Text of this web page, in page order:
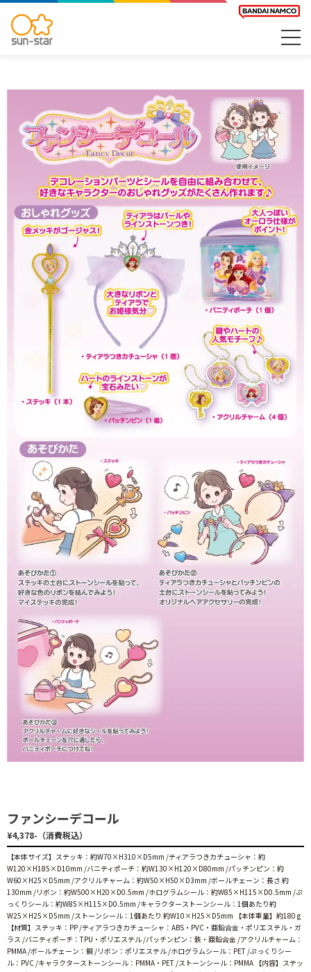
ファンシーデコール
¥4,378-（消費税込）
【本体サイズ】ステッキ：約W70×H310×D5mm /ティアラつきカチューシャ：約
W120×H185×D10mm /バニティポーチ：約W130×H120×D80mm /パッチンピン：約
W60×H25×D5mm /アクリルチャーム：約W50×H50×D3mm /ボールチェーン：長さ 約
130mm /リボン：約W500×H20×D0.5mm /ホログラムシール：約W85×H115×D0.5mm /ぷ
っくりシール：約W85×H115×D0.5mm /キャラクターストーンシール：1個あたり約
W25×H25×D5mm /ストーンシール：1個あたり 約W10×H25×D5mm 【本体重量】約180 g
【材質】ステッキ：PP /ティアラつきカチューシャ：ABS・PVC・亜鉛合金・ポリエステル・ガ
ラス /バニティポーチ：TPU・ポリエステル /パッチンピン：鉄・亜鉛合金 /アクリルチャーム：
PMMA /ボールチェーン：銅 /リボン：ポリエステル /ホログラムシール：PET /ぷっくりシー
ル：PVC /キャラクターストーンシール：PMMA・PET /ストーンシール：PMMA 【内容】ステッ